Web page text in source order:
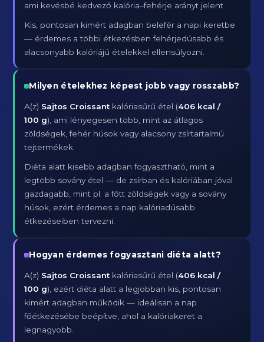
ami kevésbé kedvező kalória–fehérje arányt jelent.
Kis, pontosan kimért adagban belefér a napi keretbe
— érdemes a többi étkezésben fehérjedúsabb és
alacsonyabb kalóriájú ételekkel ellensúlyozni.
Milyen ételekhez képest jobb vagy rosszabb?
A(z) Sajtos Croissant kalóriasűrű étel (406 kcal /
100 g), ami lényegesen több, mint az átlagos
zöldségek, fehér húsok vagy alacsony zsírtartalmú
tejtermékek.
Diéta alatt kisebb adagban fogyasztható, mint a
legtöbb sovány étel — de zsírban és kalóriában jóval
gazdagabb, mint pl. a főtt zöldségek vagy a sovány
húsok, ezért érdemes a nap kalóriadúsabb
étkezéseiben tervezni.
Hogyan érdemes fogyasztani diéta alatt?
A(z) Sajtos Croissant kalóriasűrű étel (406 kcal /
100 g), ezért diéta alatt a legjobban kis, pontosan
kimért adagban működik — ideálisan a nap
főétkezésébe beépítve, ahol a kalóriakeret a
legnagyobb.